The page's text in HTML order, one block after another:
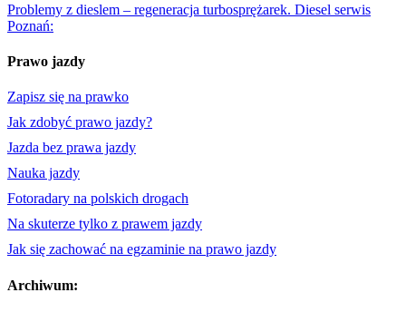
Problemy z dieslem – regeneracja turbosprężarek. Diesel serwis
Poznań:
Prawo jazdy
Zapisz się na prawko
Jak zdobyć prawo jazdy?
Jazda bez prawa jazdy
Nauka jazdy
Fotoradary na polskich drogach
Na skuterze tylko z prawem jazdy
Jak się zachować na egzaminie na prawo jazdy
Archiwum: